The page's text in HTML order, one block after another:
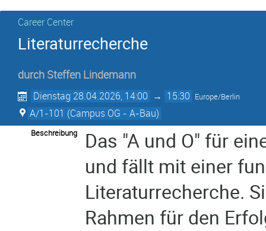
Career Center
Literaturrecherche
durch Steffen Lindemann
Dienstag 28.04.2026, 14:00 → 15:30 Europe/Berlin
A/1-101 (Campus OG - A-Bau)
Beschreibung
Das "A und O" für
und fällt mit einer
Literaturrecherche.
Rahmen für den